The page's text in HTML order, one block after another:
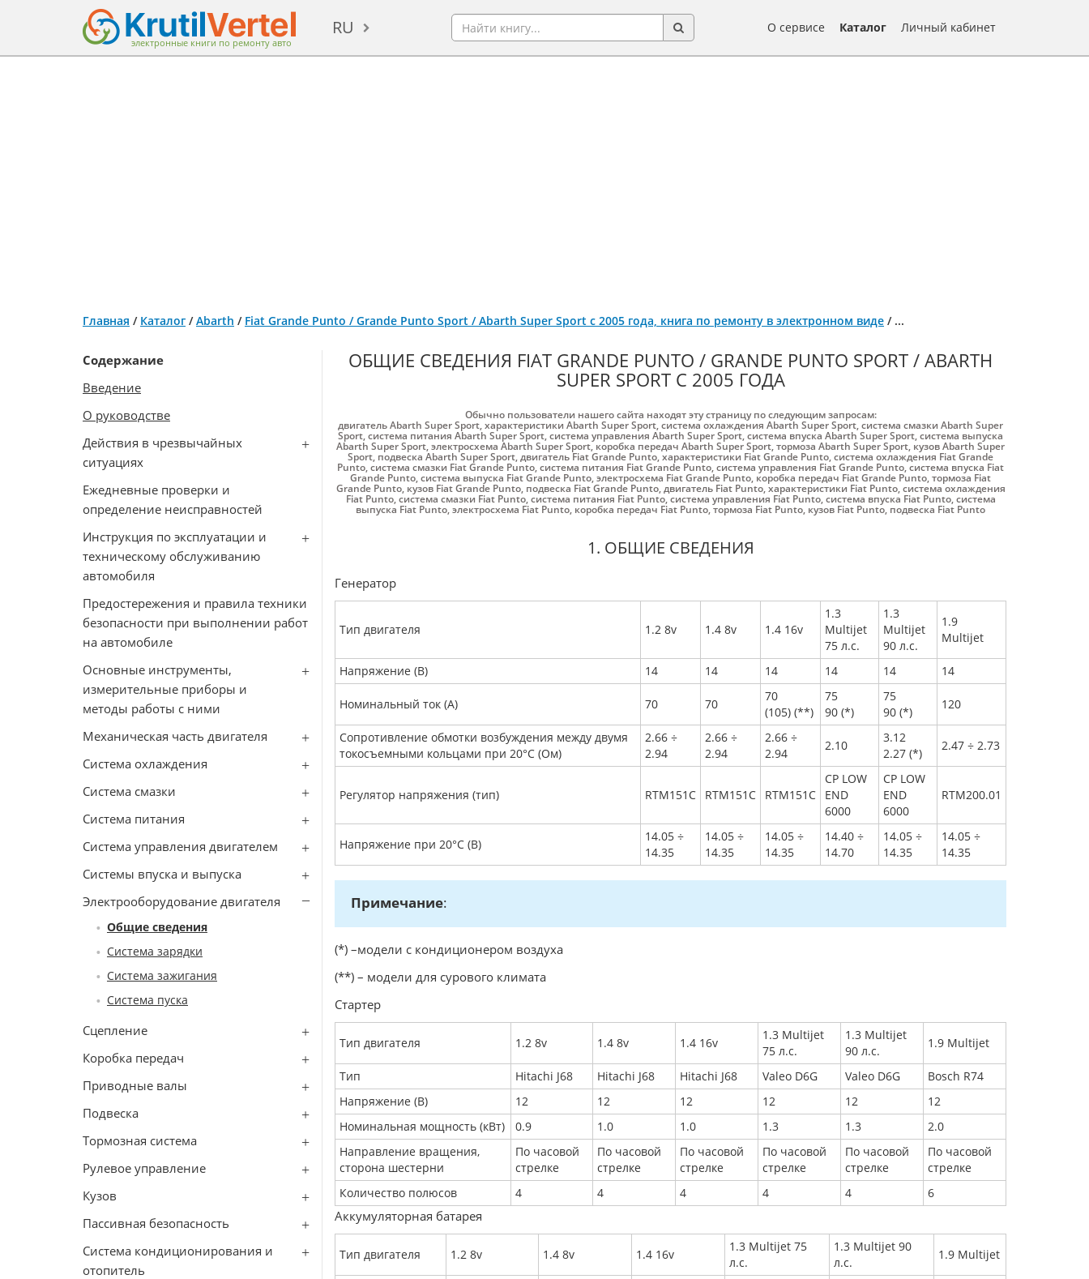
электронные книги по ремонту авто
RU О сервисе Каталог Личный кабинет
Главная / Каталог /Abarth / Fiat Grande Punto / Grande Punto Sport / Abarth Super Sport с 2005 года, книга по ремонту в электронном виде / ...
Содержание
Введение
О руководстве
Действия в чрезвычайных
ситуациях
Ежедневные проверки и
определение неисправностей
Инструкция по эксплуатации и
техническому обслуживанию
автомобиля
Предостережения и правила техники
безопасности при выполнении работ
на автомобиле
Основные инструменты,
измерительные приборы и
методы работы с ними
Механическая часть двигателя
Система охлаждения
Система смазки
Система питания
Система управления двигателем
Системы впуска и выпуска
Электрооборудование двигателя
Общие сведения
Система зарядки
Система зажигания
Система пуска
Сцепление
Коробка передач
Приводные валы
Подвеска
Тормозная система
Рулевое управление
Кузов
Пассивная безопасность
Система кондиционирования и
отопитель
ОБЩИЕ СВЕДЕНИЯ FIAT GRANDE PUNTO / GRANDE PUNTO SPORT / ABARTH
SUPER SPORT С 2005 ГОДА
Обычно пользователи нашего сайта находят эту страницу по следующим запросам:
двигатель Abarth Super Sport,характеристики Abarth Super Sport,система охлаждения Abarth Super Sport,система смазки Abarth Super
Sport,система питания Abarth Super Sport,система управления Abarth Super Sport,система впуска Abarth Super Sport,система выпуска
Abarth Super Sport,электросхема Abarth Super Sport,коробка передач Abarth Super Sport,тормоза Abarth Super Sport, кузов Abarth Super
Sport, подвеска Abarth Super Sport,двигатель Fiat Grande Punto,характеристики Fiat Grande Punto,система охлаждения Fiat Grande
Punto,система смазки Fiat Grande Punto,система питания Fiat Grande Punto,система управления Fiat Grande Punto,система впуска Fiat
Grande Punto,система выпуска Fiat Grande Punto,электросхема Fiat Grande Punto, коробка передач Fiat Grande Punto,тормоза Fiat
Grande Punto, кузов Fiat Grande Punto, подвеска Fiat Grande Punto,двигатель Fiat Punto,характеристики Fiat Punto,система охлаждения
Fiat Punto,система смазки Fiat Punto,система питания Fiat Punto,система управления Fiat Punto,система впуска Fiat Punto,система
выпуска Fiat Punto,электросхема Fiat Punto, коробка передач Fiat Punto,тормоза Fiat Punto, кузов Fiat Punto, подвеска Fiat Punto
1. ОБЩИЕ СВЕДЕНИЯ
Генератор
Тип двигателя 1.2 8v 1.4 8v 1.4 16v
1.3
Multijet
75 л.с.
1.3
Multijet
90 л.с.
1.9
Multijet
Напряжение (В) 14 14 14 14 14 14
Номинальный ток (A) 70 70
70
(105) (**)
75
90 (*)
75
90 (*)
120
Сопротивление обмотки возбуждения между двумя
токосъемными кольцами при 20°C (Oм)
2.66 ÷
2.94
2.66 ÷
2.94
2.66 ÷
2.94
2.10
3.12
2.27 (*)
2.47 ÷ 2.73
Регулятор напряжения (тип) RTM151C RTM151C RTM151C
CP LOW
END
6000
CP LOW
END
6000
RTM200.01
Напряжение при 20°C (В)
14.05 ÷
14.35
14.05 ÷
14.35
14.05 ÷
14.35
14.40 ÷
14.70
14.05 ÷
14.35
14.05 ÷
14.35
Примечание:
(*) –модели с кондиционером воздуха
(**) – модели для сурового климата
Стартер
Тип двигателя 1.2 8v 1.4 8v 1.4 16v
1.3 Multijet
75 л.с.
1.3 Multijet
90 л.с.
1.9 Multijet
Тип Hitachi J68 Hitachi J68 Hitachi J68 Valeo D6G Valeo D6G
Bosch R74
Напряжение (В)
12 12 12 12 12
12
Номинальная мощность (кВт)
0.9 1.0 1.0 1.3 1.3
2.0
Направление вращения,
сторона шестерни
По часовой
стрелке
По часовой
стрелке
По часовой
стрелке
По часовой
стрелке
По часовой
стрелке
По часовой
стрелке
Количество полюсов
4 4 4 4 4 6
Аккумуляторная батарея
Тип двигателя 1.2 8v 1.4 8v 1.4 16v
1.3 Multijet 75
л.с.
1.3 Multijet 90
л.с.
1.9 Multijet